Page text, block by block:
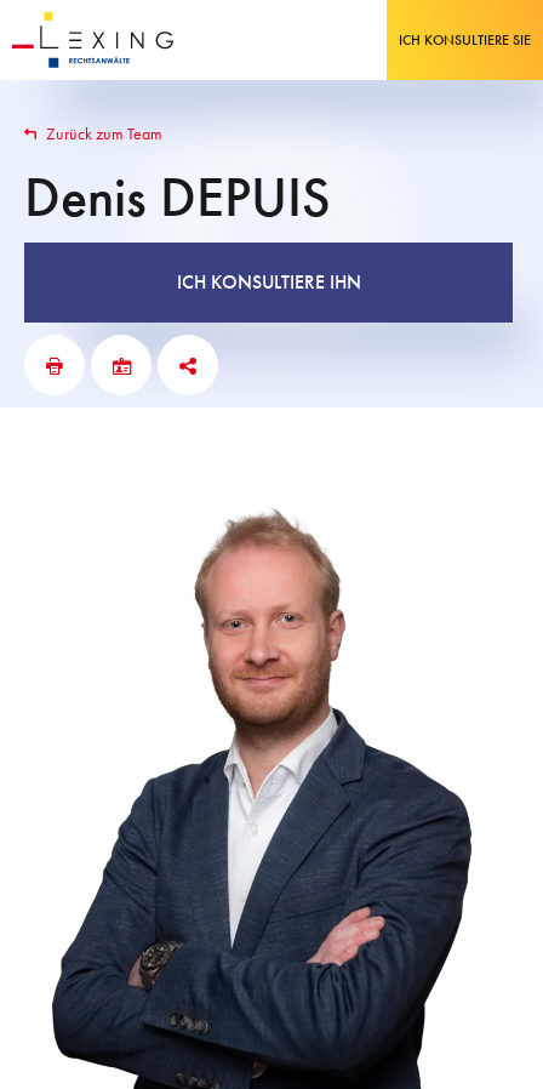
ICH KONSULTIERE SIE
Zurück zum Team
Denis DEPUIS
ICH KONSULTIERE IHN